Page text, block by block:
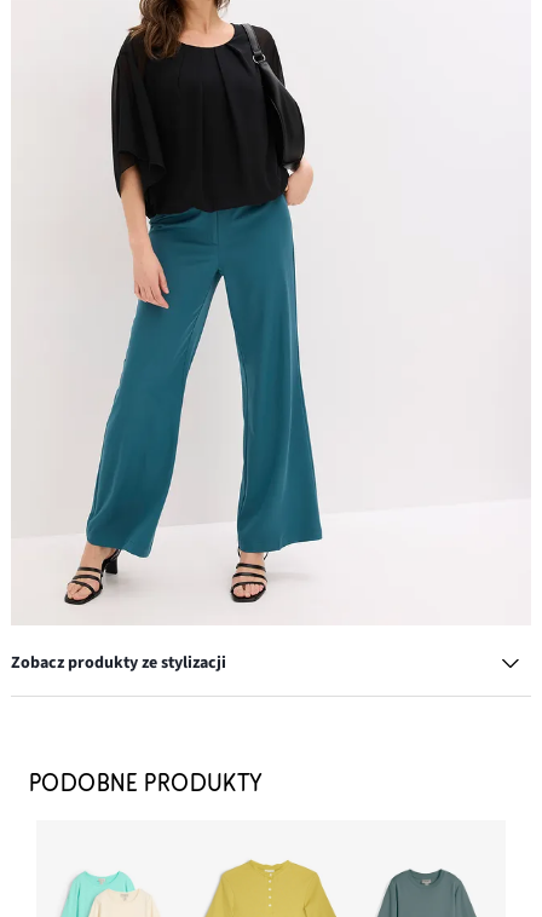
Zobacz produkty ze stylizacji
79,99 zł
64,99 zł
PODOBNE PRODUKTY